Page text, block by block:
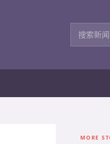
搜索新闻
MORE